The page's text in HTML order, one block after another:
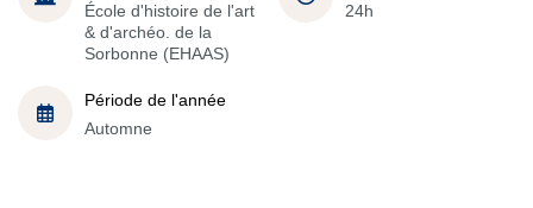
École d'histoire de l'art
& d'archéo. de la
Sorbonne (EHAAS)
24h
Période de l'année
Automne